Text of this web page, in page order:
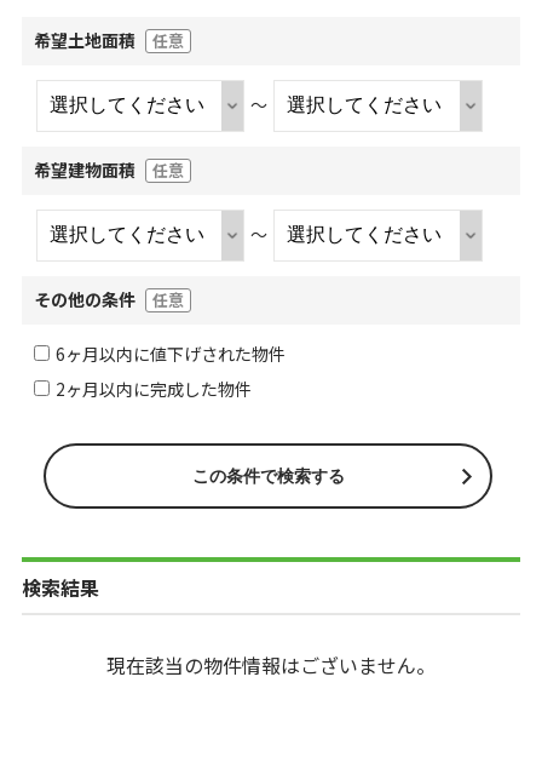
希望土地面積 任意
～
希望建物面積 任意
～
その他の条件 任意
6ヶ月以内に値下げされた物件
2ヶ月以内に完成した物件
検索結果
現在該当の物件情報はございません。